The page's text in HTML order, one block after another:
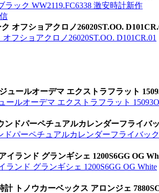
ック WW2119.FC6338 激安時計新作
オフショアクロノ26020ST.OO.
フショアクロノ26020ST.OO. D101CR.01
ールオーデマ エクストラフラット
ルオーデマ エクストラフラット
ドパーペチュアルカレンダーフライバ
パーペチュアルカレンダーフライバッ
ランド グランギシェ 1200S6GG OG
ンド グランギシェ 1200S6GG OG White
トノウカーベックス アロンジェ